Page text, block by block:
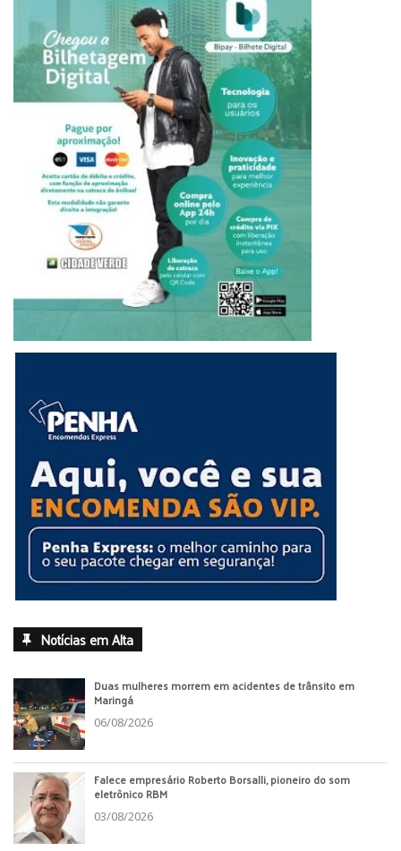
Notícias em Alta
Duas mulheres morrem em acidentes de trânsito em
Maringá
06/08/2026
Falece empresário Roberto Borsalli, pioneiro do som
eletrônico RBM
03/08/2026